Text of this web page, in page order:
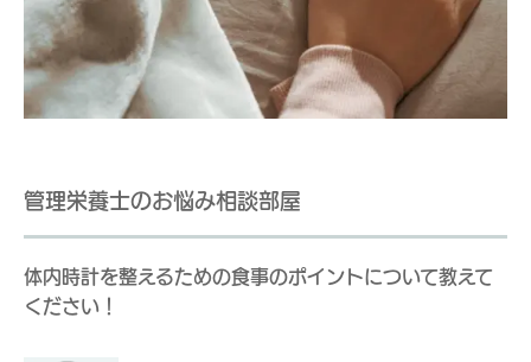
管理栄養士のお悩み相談部屋
体内時計を整えるための食事のポイントについて教えて
ください！